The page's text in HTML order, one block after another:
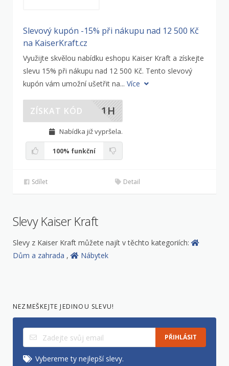
Slevový kupón -15% při nákupu nad 12 500 Kč
na KaiserKraft.cz
Využijte skvělou nabídku eshopu Kaiser Kraft a získejte
slevu 15% při nákupu nad 12 500 Kč. Tento slevový
kupón vám umožní ušetřit na... Více
ZQ1H
ZÍSKAT KÓD
Nabídka již vypršela.
100% funkční
Sdílet Detail
Slevy Kaiser Kraft
Slevy z Kaiser Kraft můžete najít v těchto kategoriích:
Dům a zahrada , Nábytek
NEZMEŠKEJTE JEDINOU SLEVU!
PŘIHLÁSIT
Vybereme ty nejlepší slevy.